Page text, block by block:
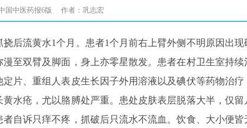
国中医药报6版 作者：巩志宏
后流黄水1个月。患者1个月前右上臂外侧不明原因出现
至双臂及脚面，身上亦零星散发。患者在村卫生室持续
片、重组人表皮生长因子外用溶液以及碘伏等药物治疗
水疮，尤以胳膊处严重。患处皮肤表层脱落大半，仅留
自诉只痒不疼，抓破后只流水不流血。饮食、大小便皆